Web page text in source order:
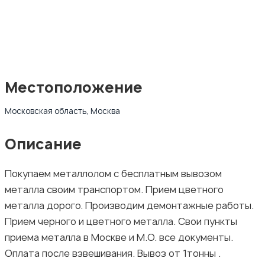
Местоположение
Московская область, Москва
Описание
Покупаем металлолом с бесплатным вывозом
металла своим транспортом. Прием цветного
металла дорого. Производим демонтажные работы.
Прием черного и цветного металла. Свои пункты
приема металла в Москве и М.О. все документы.
Оплата после взвешивания. Вывоз от 1тонны .